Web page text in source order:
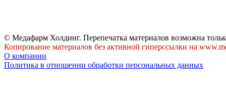
© Медафарм Холдинг. Перепечатка материалов возможна
Копирование материалов без активной гиперссылки на
О компании
Политика в отношении обработки персональных данных